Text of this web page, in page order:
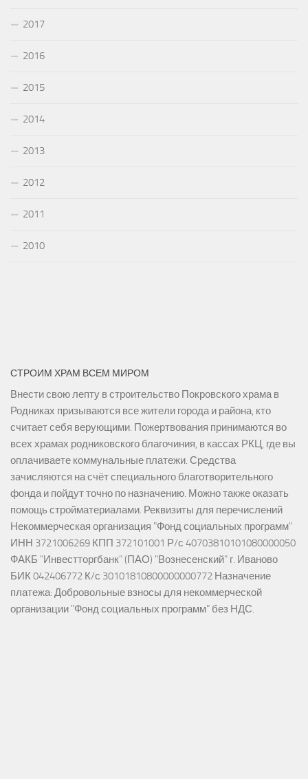
2017
2016
2015
2014
2013
2012
2011
2010
СТРОИМ ХРАМ ВСЕМ МИРОМ
Внести свою лепту в строительство Покровского храма в
Родниках призываются все жители города и района, кто
считает себя верующими. Пожертвования принимаются во
всех храмах родниковского благочиния, в кассах РКЦ, где вы
оплачиваете коммунальные платежи. Средства
зачисляются на счёт специального благотворительного
фонда и пойдут точно по назначению. Можно также оказать
помощь стройматериалами. Реквизиты для перечислений
Некоммерческая организация "Фонд социальных программ"
ИНН 3721006269 КПП 372101001 Р/с 40703810101080000050
ФАКБ "Инвестторгбанк" (ПАО) "Вознесенский" г. Иваново
БИК 042406772 К/с 30101810800000000772 Назначение
платежа: Добровольные взносы для некоммерческой
организации "Фонд социальных программ" без НДС.